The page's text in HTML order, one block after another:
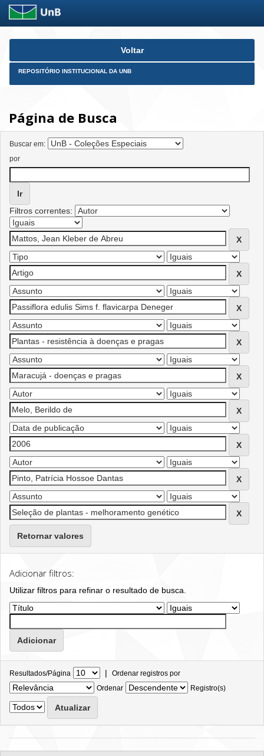
Skip
Voltar
REPOSITÓRIO INSTITUCIONAL DA UNB
Página de Busca
Buscar em:
por
Filtros correntes:
Retornar valores
Adicionar filtros:
Utilizar filtros para refinar o resultado de busca.
Resultados/Página | Ordenar registros por
Ordenar
Registro(s)